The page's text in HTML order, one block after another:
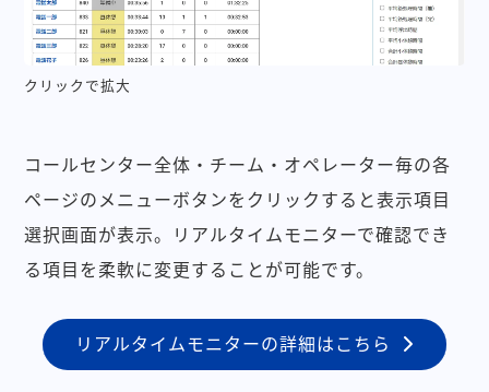
クリックで拡大
コールセンター全体・チーム・オペレーター毎の各
ページのメニューボタンをクリックすると表示項目
選択画面が表示。リアルタイムモニターで確認でき
る項目を柔軟に変更することが可能です。
リアルタイムモニターの詳細はこちら